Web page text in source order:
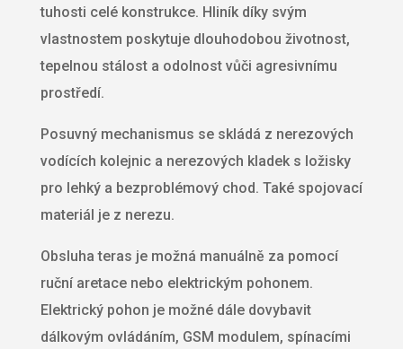
tuhosti celé konstrukce. Hliník díky svým
vlastnostem poskytuje dlouhodobou životnost,
tepelnou stálost a odolnost vůči agresivnímu
prostředí.
Posuvný mechanismus se skládá z nerezových
vodících kolejnic a nerezových kladek s ložisky
pro lehký a bezproblémový chod. Také spojovací
materiál je z nerezu.
Obsluha teras je možná manuálně za pomocí
ruční aretace nebo elektrickým pohonem.
Elektrický pohon je možné dále dovybavit
dálkovým ovládáním, GSM modulem, spínacími